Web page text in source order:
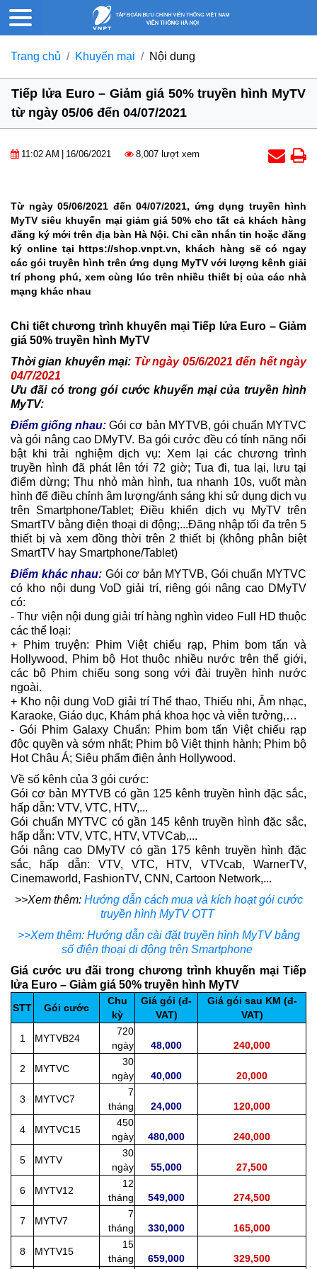
Trang chủ Khuyến mại Nội dung
Tiếp lửa Euro – Giảm giá 50% truyền hình MyTV
từ ngày 05/06 đến 04/07/2021
11:02 AM 16/06/2021 8,007 lượt xem
Từ ngày 05/06/2021 đến 04/07/2021, ứng dụng truyền hình
MyTV siêu khuyến mại giảm giá 50% cho tất cả khách hàng
đăng ký mới trên địa bàn Hà Nội. Chỉ cần nhắn tin hoặc đăng
ký online tại https://shop.vnpt.vn, khách hàng sẽ có ngay
các gói truyền hình trên ứng dụng MyTV với lượng kênh giải
trí phong phú, xem cùng lúc trên nhiều thiết bị của các nhà
mạng khác nhau
Chi tiết chương trình khuyến mại Tiếp lửa Euro – Giảm
giá 50% truyền hình MyTV
Thời gian khuyến mại: Từ ngày 05/6/2021 đến hết ngày
04/7/2021
Ưu đãi có trong gói cước khuyến mại của truyền hình
MyTV:
Điểm giống nhau: Gói cơ bản MYTVB, gói chuẩn MYTVC
và gói nâng cao DMyTV. Ba gói cước đều có tính năng nổi
bật khi trải nghiệm dịch vụ: Xem lại các chương trình
truyền hình đã phát lên tới 72 giờ; Tua đi, tua lại, lưu tại
điểm dừng; Thu nhỏ màn hình, tua nhanh 10s, vuốt màn
hình để điều chỉnh âm lượng/ánh sáng khi sử dụng dịch vụ
trên Smartphone/Tablet; Điều khiển dịch vụ MyTV trên
SmartTV bằng điện thoại di động;...Đăng nhập tối đa trên 5
thiết bị và xem đồng thời trên 2 thiết bị (không phân biệt
SmartTV hay Smartphone/Tablet)
Điểm khác nhau: Gói cơ bản MYTVB, Gói chuẩn MYTVC
có kho nội dung VoD giải trí, riêng gói nâng cao DMyTV
có:
- Thư viện nội dung giải trí hàng nghìn video Full HD thuộc
các thể loại:
+ Phim truyện: Phim Việt chiếu rạp, Phim bom tấn và
Hollywood, Phim bộ Hot thuộc nhiều nước trên thế giới,
các bộ Phim chiếu song song với đài truyền hình nước
ngoài.
+ Kho nội dung VoD giải trí Thể thao, Thiếu nhi, Âm nhạc,
Karaoke, Giáo dục, Khám phá khoa học và viễn tưởng,…
- Gói Phim Galaxy Chuẩn: Phim bom tấn Việt chiếu rạp
độc quyền và sớm nhất; Phim bộ Việt thịnh hành; Phim bộ
Hot Châu Á; Siêu phẩm điện ảnh Hollywood.
Về số kênh của 3 gói cước:
Gói cơ bản MYTVB có gần 125 kênh truyền hình đặc sắc,
hấp dẫn: VTV, VTC, HTV,...
Gói chuẩn MYTVC có gần 145 kênh truyền hình đặc sắc,
hấp dẫn: VTV, VTC, HTV, VTVCab,...
Gói nâng cao DMyTV có gần 175 kênh truyền hình đặc
sắc, hấp dẫn: VTV, VTC, HTV, VTVcab, WarnerTV,
Cinemaworld, FashionTV, CNN, Cartoon Network,...
>>Xem thêm: Hướng dẫn cách mua và kích hoạt gói cước
truyền hình MyTV OTT
>>Xem thêm: Hướng dẫn cài đặt truyền hình MyTV bằng
số điện thoại di động trên Smartphone
Giá cước ưu đãi trong chương trình khuyến mại Tiếp
lửa Euro – Giảm giá 50% truyền hình MyTV
STT Gói cước
Chu
kỳ
Giá gói (đ-
VAT)
Giá gói sau KM (đ-
VAT)
1 MYTVB24
720
ngày
48,000 240,000
2 MYTVC
30
ngày
40,000 20,000
3 MYTVC7
7
tháng
24,000 120,000
4 MYTVC15
450
ngày
480,000 240,000
5 MYTV
30
ngày
55,000 27,500
6 MYTV12
12
tháng
549,000 274,500
7 MYTV7
7
tháng
330,000 165,000
8 MYTV15
15
tháng
659,000 329,500